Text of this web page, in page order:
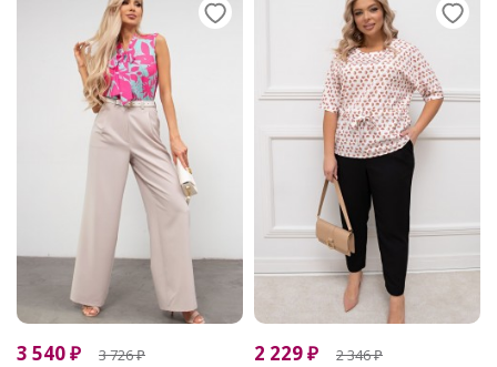
3 540₽ 3 726₽ 2 229₽ 2 346₽